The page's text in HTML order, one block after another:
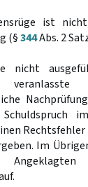
ist
(§344Abs. 2
nicht
Im